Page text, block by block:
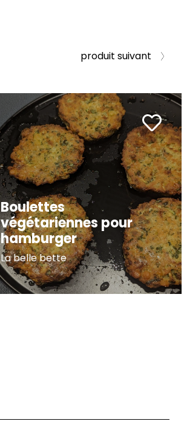
produit suivant
Boulettes
végétariennes pour
hamburger
La belle bette